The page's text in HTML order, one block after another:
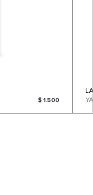
$ 1.500